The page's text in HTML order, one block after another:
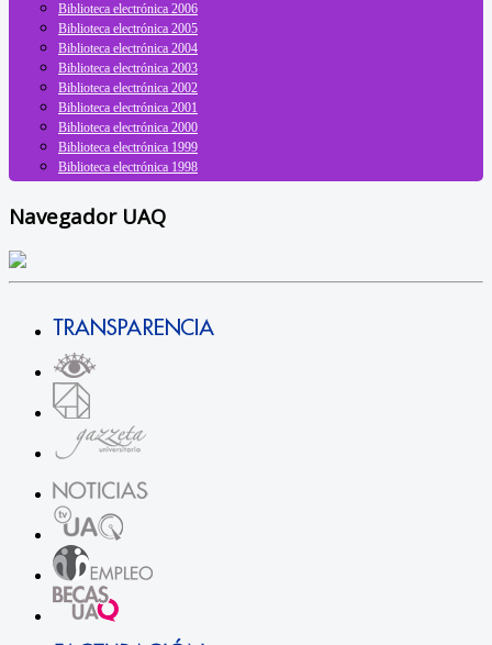
Biblioteca electrónica 2006
Biblioteca electrónica 2005
Biblioteca electrónica 2004
Biblioteca electrónica 2003
Biblioteca electrónica 2002
Biblioteca electrónica 2001
Biblioteca electrónica 2000
Biblioteca electrónica 1999
Biblioteca electrónica 1998
Navegador UAQ